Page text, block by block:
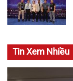
Tin Xem Nhiều